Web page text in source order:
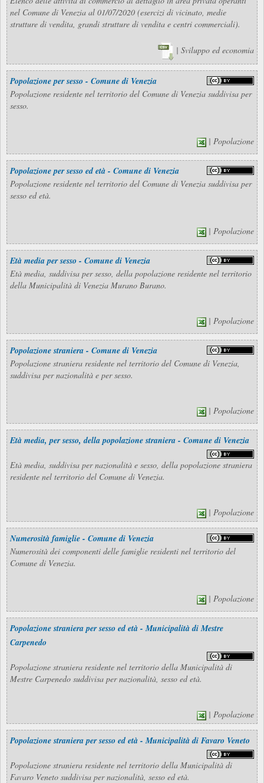
nel Comune di Venezia al 01/07/2020 (esercizi di vicinato, medie
strutture di vendita, grandi strutture di vendita e centri commerciali).
| Sviluppo ed economia
Popolazione per sesso - Comune di Venezia
Popolazione residente nel territorio del Comune di Venezia suddivisa per
sesso.
| Popolazione
Popolazione per sesso ed età - Comune di Venezia
Popolazione residente nel territorio del Comune di Venezia suddivisa per
sesso ed età.
| Popolazione
Età media per sesso - Comune di Venezia
Età media, suddivisa per sesso, della popolazione residente nel territorio
della Municipalità di Venezia Murano Burano.
| Popolazione
Popolazione straniera - Comune di Venezia
Popolazione straniera residente nel territorio del Comune di Venezia,
suddivisa per nazionalità e per sesso.
| Popolazione
Età media, per sesso, della popolazione straniera - Comune di Venezia
Età media, suddivisa per nazionalità e sesso, della popolazione straniera
residente nel territorio del Comune di Venezia.
| Popolazione
Numerosità famiglie - Comune di Venezia
Numerosità dei componenti delle famiglie residenti nel territorio del
Comune di Venezia.
| Popolazione
Popolazione straniera per sesso ed età - Municipalità di Mestre
Carpenedo
Popolazione straniera residente nel territorio della Municipalità di
Mestre Carpenedo suddivisa per nazionalità, sesso ed età.
| Popolazione
Popolazione straniera per sesso ed età - Municipalità di Favaro Veneto
Popolazione straniera residente nel territorio della Municipalità di
Favaro Veneto suddivisa per nazionalità, sesso ed età.